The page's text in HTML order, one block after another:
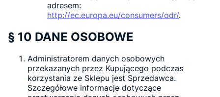
adresem:
http://ec.europa.eu/consumers/odr/.
§ 10 DANE OSOBOWE
Administratorem danych osobowych
przekazanych przez Kupującego podczas
korzystania ze Sklepu jest Sprzedawca.
Szczegółowe informacje dotyczące